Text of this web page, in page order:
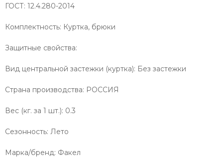
ГОСТ: 12.4.280-2014
Комплектность: Куртка, брюки
Защитные свойства:
Вид центральной застежки (куртка): Без застежки
Страна производства: РОССИЯ
Вес (кг. за 1 шт.): 0.3
Сезонность: Лето
Марка/бренд: Факел